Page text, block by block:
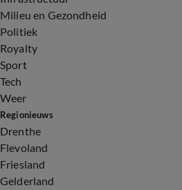
Milieu en Gezondheid
Politiek
Royalty
Sport
Tech
Weer
Regionieuws
Drenthe
Flevoland
Friesland
Gelderland